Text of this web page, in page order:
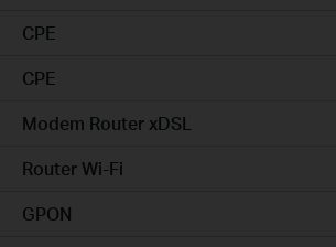
CPE
CPE
Modem Router xDSL
Router Wi-Fi
GPON